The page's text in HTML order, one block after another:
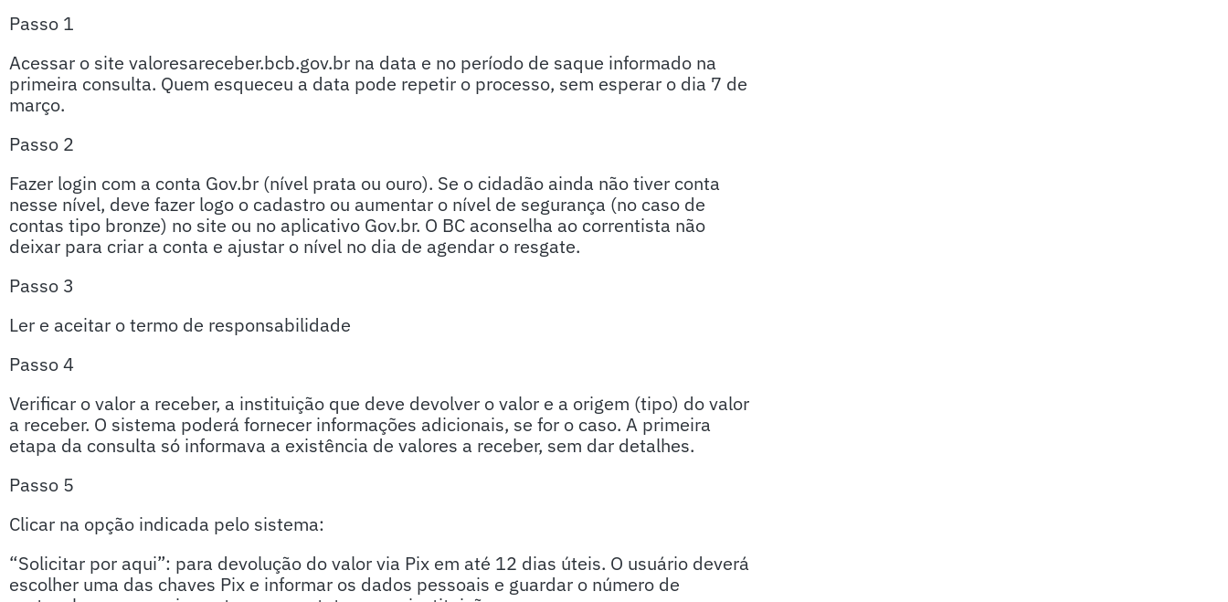
Passo 1
Acessar o site valoresareceber.bcb.gov.br na data e no período de saque informado na
primeira consulta. Quem esqueceu a data pode repetir o processo, sem esperar o dia 7 de
março.
Passo 2
Fazer login com a conta Gov.br (nível prata ou ouro). Se o cidadão ainda não tiver conta
nesse nível, deve fazer logo o cadastro ou aumentar o nível de segurança (no caso de
contas tipo bronze) no site ou no aplicativo Gov.br. O BC aconselha ao correntista não
deixar para criar a conta e ajustar o nível no dia de agendar o resgate.
Passo 3
Ler e aceitar o termo de responsabilidade
Passo 4
Verificar o valor a receber, a instituição que deve devolver o valor e a origem (tipo) do valor
a receber. O sistema poderá fornecer informações adicionais, se for o caso. A primeira
etapa da consulta só informava a existência de valores a receber, sem dar detalhes.
Passo 5
Clicar na opção indicada pelo sistema:
“Solicitar por aqui”: para devolução do valor via Pix em até 12 dias úteis. O usuário deverá
escolher uma das chaves Pix e informar os dados pessoais e guardar o número de